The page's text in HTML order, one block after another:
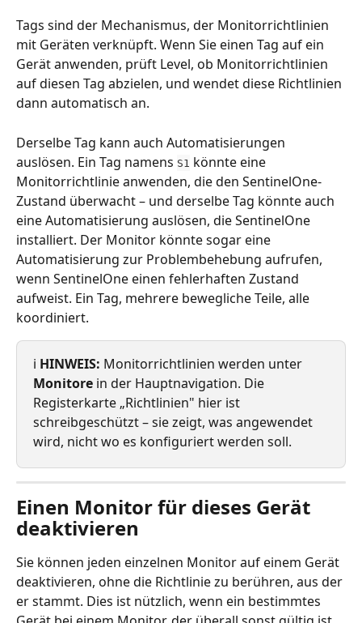
Tags sind der Mechanismus, der Monitorrichtlinien
mit Geräten verknüpft. Wenn Sie einen Tag auf ein
Gerät anwenden, prüft Level, ob Monitorrichtlinien
auf diesen Tag abzielen, und wendet diese Richtlinien
dann automatisch an.
Derselbe Tag kann auch Automatisierungen
auslösen. Ein Tag namens S1 könnte eine
Monitorrichtlinie anwenden, die den SentinelOne-
Zustand überwacht – und derselbe Tag könnte auch
eine Automatisierung auslösen, die SentinelOne
installiert. Der Monitor könnte sogar eine
Automatisierung zur Problembehebung aufrufen,
wenn SentinelOne einen fehlerhaften Zustand
aufweist. Ein Tag, mehrere bewegliche Teile, alle
koordiniert.
ℹ️ HINWEIS: Monitorrichtlinien werden unter
Monitore in der Hauptnavigation. Die
Registerkarte „Richtlinien" hier ist
schreibgeschützt – sie zeigt, was angewendet
wird, nicht wo es konfiguriert werden soll.
Einen Monitor für dieses Gerät
deaktivieren
Sie können jeden einzelnen Monitor auf einem Gerät
deaktivieren, ohne die Richtlinie zu berühren, aus der
er stammt. Dies ist nützlich, wenn ein bestimmtes